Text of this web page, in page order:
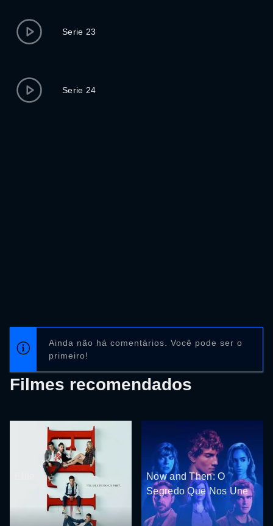
Serie 23
Serie 24
Ainda não há comentários. Você pode ser o
primeiro!
Filmes recomendados
Now and Then: O
Segredo Que Nos Une